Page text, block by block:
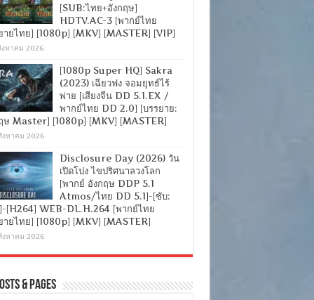
[SUB:ไทย+อังกฤษ]
HDTV.AC-3 [พากย์ไทย
ายไทย] [1080p] [MKV] [MASTER] [VIP]
งหาคม 2026
[1080p Super HQ] Sakra
(2023) เฉียวฟง จอมยุทธ์ไร้
พ่าย [เสียงจีน DD 5.1.EX /
พากย์ไทย DD 2.0] [บรรยาย:
ษ Master] [1080p] [MKV] [MASTER]
งหาคม 2026
Disclosure Day (2026) วัน
เปิดโปง ไขปริศนาลวงโลก
[พากย์ อังกฤษ DDP 5.1
Atmos/ไทย DD 5.1]-[ซับ:
[H264] WEB-DL.H.264 [พากย์ไทย
ายไทย] [1080p] [MKV] [MASTER]
งหาคม 2026
& Pages